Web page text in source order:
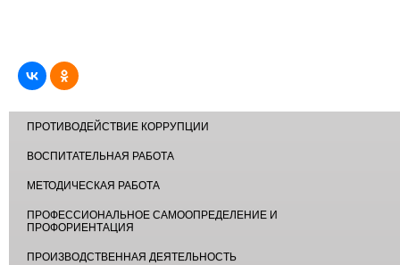
ПРОТИВОДЕЙСТВИЕ КОРРУПЦИИ
ВОСПИТАТЕЛЬНАЯ РАБОТА
МЕТОДИЧЕСКАЯ РАБОТА
ПРОФЕССИОНАЛЬНОЕ САМООПРЕДЕЛЕНИЕ И
ПРОФОРИЕНТАЦИЯ
ПРОИЗВОДСТВЕННАЯ ДЕЯТЕЛЬНОСТЬ